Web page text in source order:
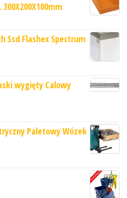
300X200X100mm
Ssd Flashex Spectrum
wygięty Calowy
Paletowy Wózek